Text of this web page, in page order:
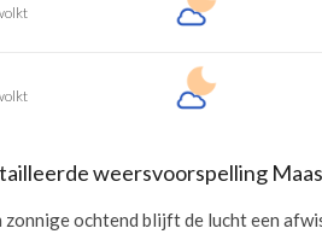
weersvoorspelling
zonnige ochtend blijft de lucht een